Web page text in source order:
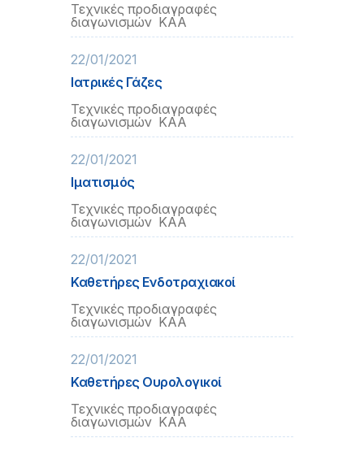
Τεχνικές προδιαγραφές
διαγωνισμών ΚΑΑ
22/01/2021
Ιατρικές Γάζες
Τεχνικές προδιαγραφές
διαγωνισμών ΚΑΑ
22/01/2021
Ιματισμός
Τεχνικές προδιαγραφές
διαγωνισμών ΚΑΑ
22/01/2021
Καθετήρες Ενδοτραχιακοί
Τεχνικές προδιαγραφές
διαγωνισμών ΚΑΑ
22/01/2021
Καθετήρες Ουρολογικοί
Τεχνικές προδιαγραφές
διαγωνισμών ΚΑΑ